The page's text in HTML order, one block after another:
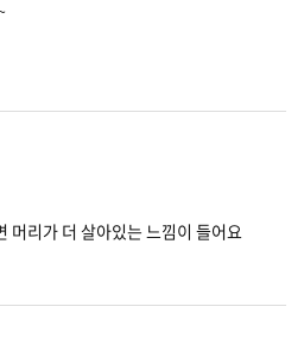
머리가 더 살아있는 느낌이 들어요